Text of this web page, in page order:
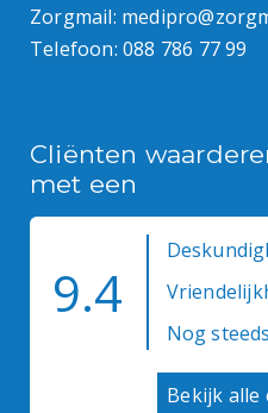
Zorgmail:
Telefoon: 088 786 77 99
Cliënten
met een
9.4
Nog
Bekijk alle